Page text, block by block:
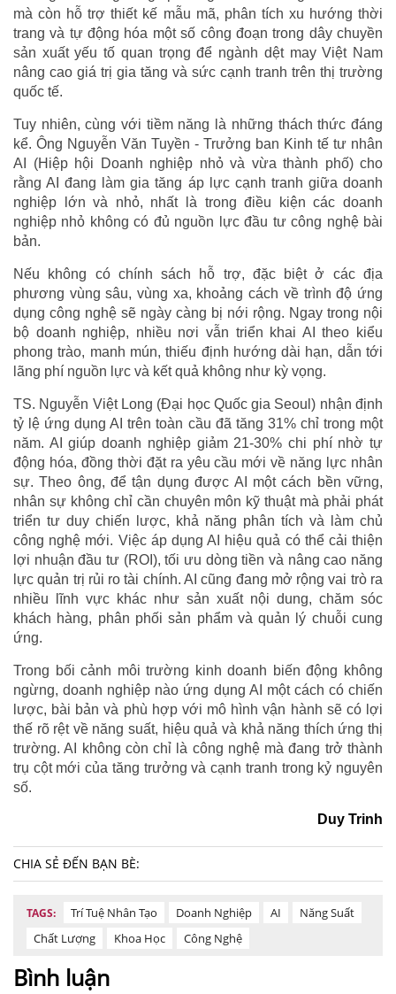
mà còn hỗ trợ thiết kế mẫu mã, phân tích xu hướng thời
trang và tự động hóa một số công đoạn trong dây chuyền
sản xuất yếu tố quan trọng để ngành dệt may Việt Nam
nâng cao giá trị gia tăng và sức cạnh tranh trên thị trường
quốc tế.
Tuy nhiên, cùng với tiềm năng là những thách thức đáng
kể. Ông Nguyễn Văn Tuyền - Trưởng ban Kinh tế tư nhân
AI (Hiệp hội Doanh nghiệp nhỏ và vừa thành phố) cho
rằng AI đang làm gia tăng áp lực cạnh tranh giữa doanh
nghiệp lớn và nhỏ, nhất là trong điều kiện các doanh
nghiệp nhỏ không có đủ nguồn lực đầu tư công nghệ bài
bản.
Nếu không có chính sách hỗ trợ, đặc biệt ở các địa
phương vùng sâu, vùng xa, khoảng cách về trình độ ứng
dụng công nghệ sẽ ngày càng bị nới rộng. Ngay trong nội
bộ doanh nghiệp, nhiều nơi vẫn triển khai AI theo kiểu
phong trào, manh mún, thiếu định hướng dài hạn, dẫn tới
lãng phí nguồn lực và kết quả không như kỳ vọng.
TS. Nguyễn Việt Long (Đại học Quốc gia Seoul) nhận định
tỷ lệ ứng dụng AI trên toàn cầu đã tăng 31% chỉ trong một
năm. AI giúp doanh nghiệp giảm 21-30% chi phí nhờ tự
động hóa, đồng thời đặt ra yêu cầu mới về năng lực nhân
sự. Theo ông, để tận dụng được AI một cách bền vững,
nhân sự không chỉ cần chuyên môn kỹ thuật mà phải phát
triển tư duy chiến lược, khả năng phân tích và làm chủ
công nghệ mới. Việc áp dụng AI hiệu quả có thể cải thiện
lợi nhuận đầu tư (ROI), tối ưu dòng tiền và nâng cao năng
lực quản trị rủi ro tài chính. AI cũng đang mở rộng vai trò ra
nhiều lĩnh vực khác như sản xuất nội dung, chăm sóc
khách hàng, phân phối sản phẩm và quản lý chuỗi cung
ứng.
Trong bối cảnh môi trường kinh doanh biến động không
ngừng, doanh nghiệp nào ứng dụng AI một cách có chiến
lược, bài bản và phù hợp với mô hình vận hành sẽ có lợi
thế rõ rệt về năng suất, hiệu quả và khả năng thích ứng thị
trường. AI không còn chỉ là công nghệ mà đang trở thành
trụ cột mới của tăng trưởng và cạnh tranh trong kỷ nguyên
số.
Duy Trinh
CHIA SẺ ĐẾN BẠN BÈ:
TAGS: Trí Tuệ Nhân Tạo Doanh Nghiệp AI
Năng Suất
Chất Lượng
Khoa Học Công Nghệ
Bình luận